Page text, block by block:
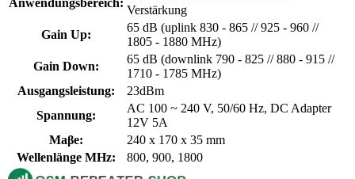
Anwendungsbereich:
Verstärkung
Gain Up:
65 dB (uplink 830 - 865 // 925 - 960 //
1805 - 1880 MHz)
Gain Down:
65 dB (downlink 790 - 825 // 880 - 915 //
1710 - 1785 MHz)
Ausgangsleistung:
23dBm
Spannung:
AC 100 ~ 240 V, 50/60 Hz, DC Adapter
12V 5A
Maβe:
240 x 170 x 35 mm
Wellenlänge MHz:
800, 900, 1800